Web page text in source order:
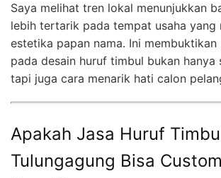
Saya melihat tren lokal menunjukkan
lebih tertarik pada tempat usaha yang
estetika papan nama. Ini membuktikan
pada desain huruf timbul bukan hanya
tapi juga cara menarik hati calon
Apakah Jasa Huruf
Tulungagung Bisa